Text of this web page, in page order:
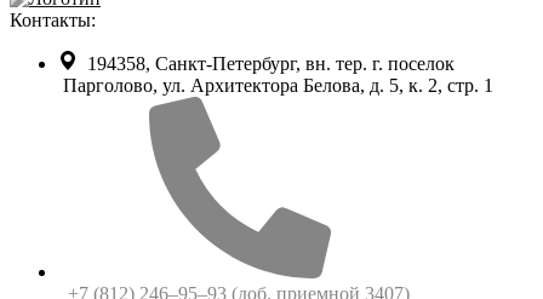
Контакты:
194358, Санкт-Петербург, вн. тер. г. поселок
Парголово, ул. Архитектора Белова, д. 5, к. 2, cтр. 1
+7 (812) 246‒95‒93 (доб. приемной 3407)